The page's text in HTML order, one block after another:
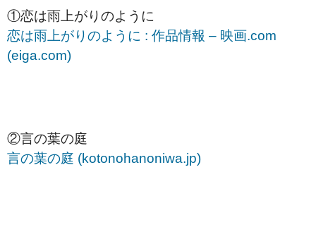
①恋は雨上がりのように
恋は雨上がりのように : 作品情報 – 映画.com
(eiga.com)
②言の葉の庭
言の葉の庭 (kotonohanoniwa.jp)